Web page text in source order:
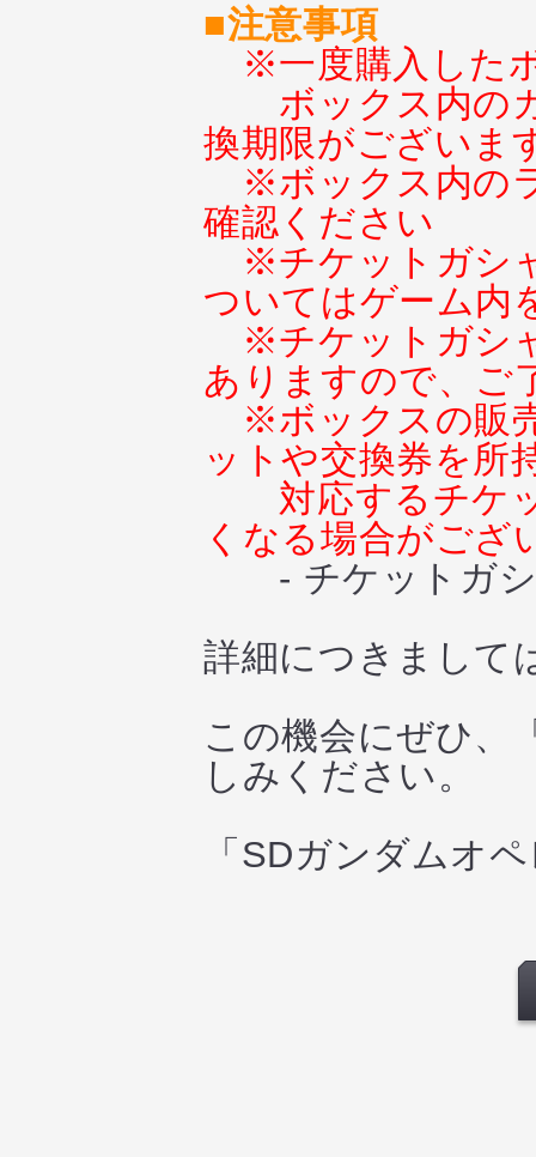
■注意事項
※一度購入した
ボックス内の
換期限がございま
※ボックス内の
確認ください
※チケットガシ
ついてはゲーム内
※チケットガシ
ありますので、ご
※ボックスの販
ットや交換券を所
対応するチケ
くなる場合がござ
- チケットガシ
詳細につきまして
この機会にぜひ、
しみください。
「SDガンダムオ